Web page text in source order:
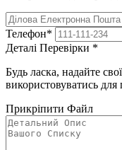
Телефон*
Деталі Перевірки *
Будь ласка, надайте
використовуватись для
Прикріпити Файл